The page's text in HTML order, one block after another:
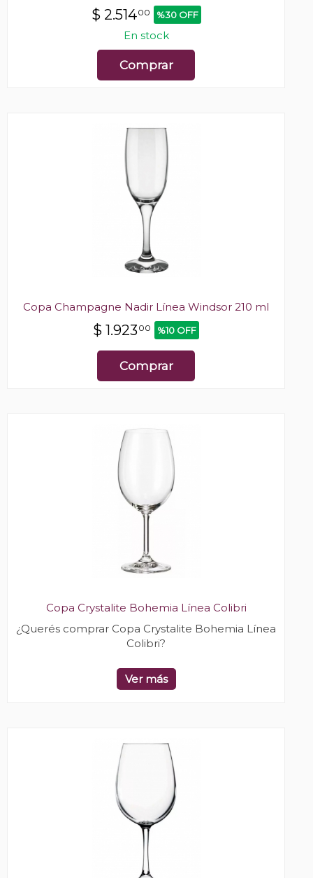
$ 2.51400 %30 OFF
En stock
Comprar
Copa Champagne Nadir Línea Windsor 210 ml
$ 1.923 00 %10 OFF
Comprar
Copa Crystalite Bohemia Línea Colibri
¿Querés comprar Copa Crystalite Bohemia Línea
Colibri?
Ver más